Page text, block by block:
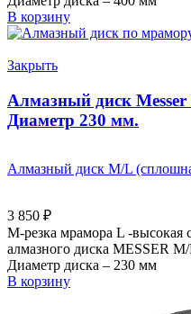
В корзину
Закрыть
Алмазный диск
Диаметр 230 мм.
Алмазный диск M/L
3 850 ₽
M-резка мрамора L -высокая
алмазного диска MESSER
Диаметр диска – 230 мм
В корзину